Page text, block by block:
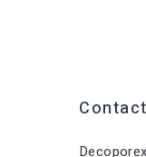
Decoporex